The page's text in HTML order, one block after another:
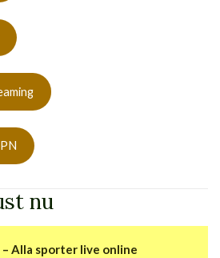
nu
– Alla sporter live online